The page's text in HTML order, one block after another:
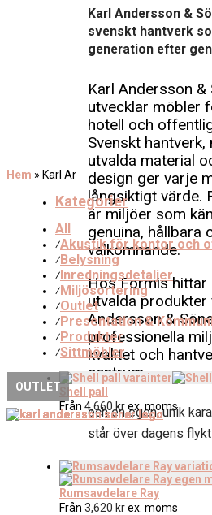
Karl Andersson &
svenskt hantverk
generation efter
Karl Andersson &
utvecklar möbler
hotell och
Svenskt
utvalda material
design ger varje
långsiktigt värde.
är miljöer som
genuina, hållbara
välkomnande.
Hos Formis hittar
utvalda produkter
Andersson &
professionella
kvalitet och
centrum.
och en egen, unik
står över dagens
Hem » Karl Andersson & Söner
Kategorier
All
⁄Akustik för kontor och
⁄Belysning
⁄Inredningsdetaljer
⁄Miljösortering
⁄Outlet
⁄Presentation &
⁄Produkter
⁄Sittmöbler
Shell pall
Från 4,660 krex. moms
Rumsavdelare Ray
Från 3,620 krex. moms
OUTLET